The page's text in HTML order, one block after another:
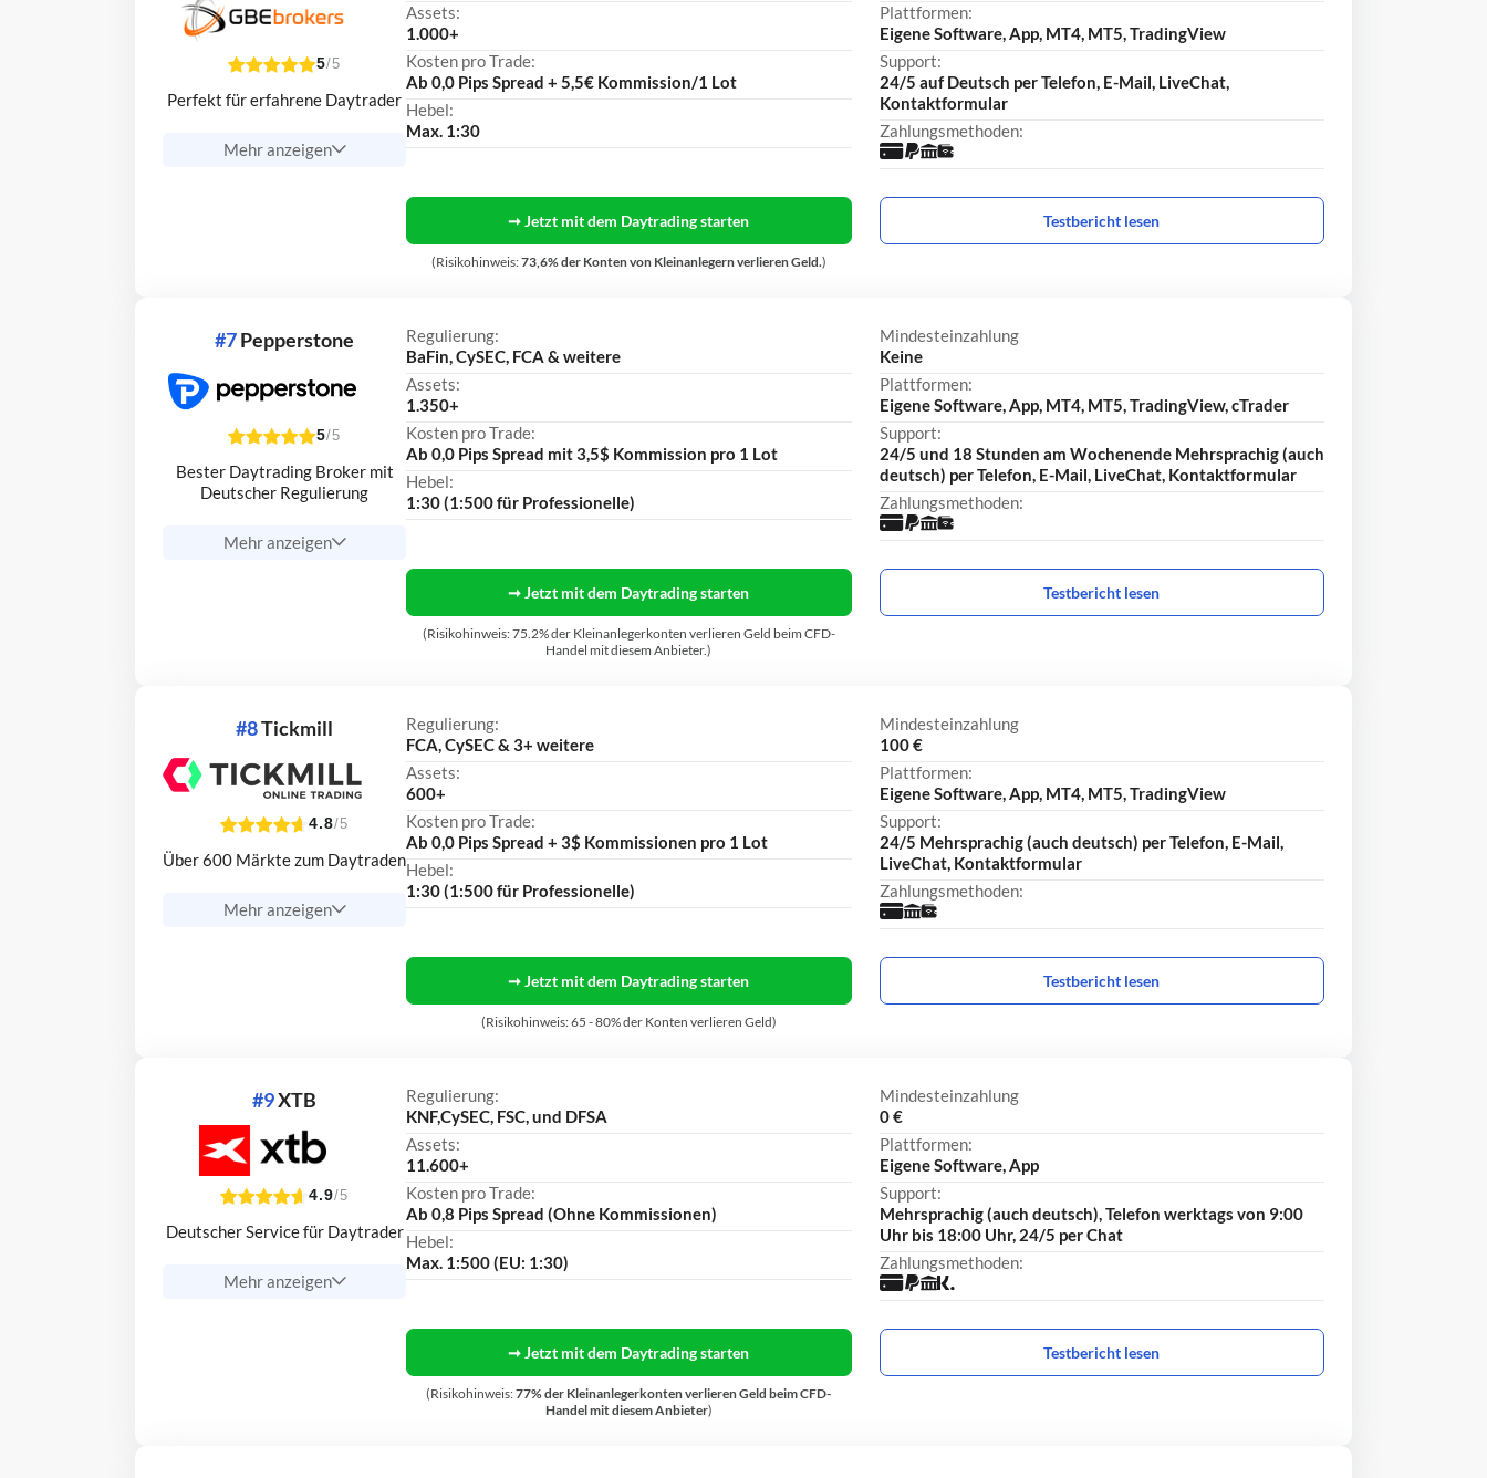
5/5
Perfekt für erfahrene Daytrader
Mehr anzeigen
Assets:
1.000+
Kosten pro Trade:
Ab 0,0 Pips Spread + 5,5€ Kommission/1 Lot
Hebel:
Max. 1:30
Plattformen:
Eigene Software, App, MT4, MT5, TradingView
Support:
24/5 auf Deutsch per Telefon, E-Mail, LiveChat,
Kontaktformular
Zahlungsmethoden:
➞ Jetzt mit dem Daytrading starten
(Risikohinweis:73,6% der Konten von Kleinanlegern verlieren Geld.)
Testbericht lesen
#7Pepperstone
5/5
Bester Daytrading Broker mit
Deutscher Regulierung
Mehr anzeigen
Regulierung:
BaFin, CySEC, FCA & weitere
Assets:
1.350+
Kosten pro Trade:
Ab 0,0 Pips Spread mit 3,5$ Kommission pro 1 Lot
Hebel:
1:30 (1:500 für Professionelle)
Mindesteinzahlung
Keine
Plattformen:
Eigene Software, App, MT4, MT5, TradingView, cTrader
Support:
24/5 und 18 Stunden am Wochenende Mehrsprachig (auch
deutsch) per Telefon, E-Mail, LiveChat, Kontaktformular
Zahlungsmethoden:
➞ Jetzt mit dem Daytrading starten
(Risikohinweis: 75.2% der Kleinanlegerkonten verlieren Geld beim CFD-
Handel mit diesem Anbieter.)
Testbericht lesen
#8Tickmill
4.8/5
Über 600 Märkte zum Daytraden
Mehr anzeigen
Regulierung:
FCA, CySEC & 3+ weitere
Assets:
600+
Kosten pro Trade:
Ab 0,0 Pips Spread + 3$ Kommissionen pro 1 Lot
Hebel:
1:30 (1:500 für Professionelle)
Mindesteinzahlung
100 €
Plattformen:
Eigene Software, App, MT4, MT5, TradingView
Support:
24/5 Mehrsprachig (auch deutsch) per Telefon, E-Mail,
LiveChat, Kontaktformular
Zahlungsmethoden:
➞ Jetzt mit dem Daytrading starten
(Risikohinweis: 65 - 80% der Konten verlieren Geld)
Testbericht lesen
#9XTB
4.9/5
Deutscher Service für Daytrader
Mehr anzeigen
Regulierung:
KNF,CySEC, FSC, und DFSA
Assets:
11.600+
Kosten pro Trade:
Ab 0,8 Pips Spread (Ohne Kommissionen)
Hebel:
Max. 1:500 (EU: 1:30)
Mindesteinzahlung
0 €
Plattformen:
Eigene Software, App
Support:
Mehrsprachig (auch deutsch), Telefon werktags von 9:00
Uhr bis 18:00 Uhr, 24/5 per Chat
Zahlungsmethoden:
➞ Jetzt mit dem Daytrading starten
(Risikohinweis:77% der Kleinanlegerkonten verlieren Geld beim CFD-
Handel mit diesem Anbieter)
Testbericht lesen